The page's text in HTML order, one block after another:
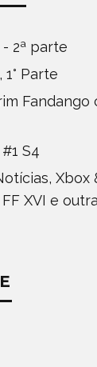
2ª parte
Parte
S4
Xbox
XVI e